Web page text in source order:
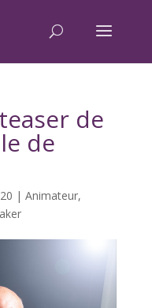
de
de
| Animateur,